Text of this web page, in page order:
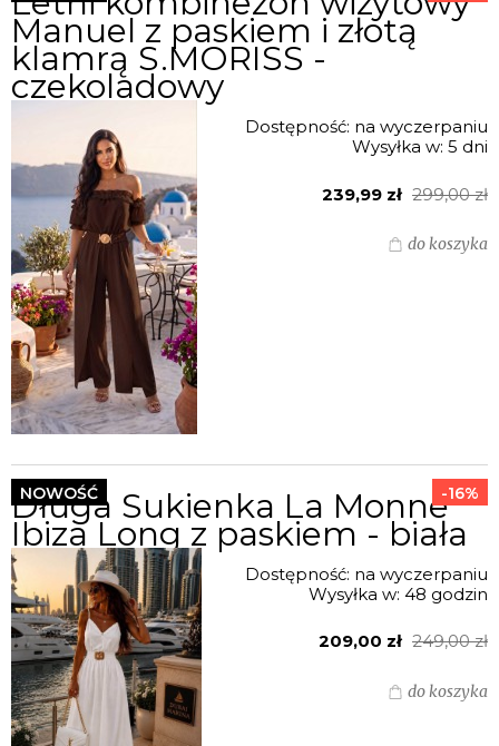
Manuel z paskiem i złotą
klamrą S.MORISS -
czekoladowy
Dostępność: na wyczerpaniu
Wysyłka w: 5 dni
239,99 zł 299,00 zł
do koszyka
Długa Sukienka La Monne
Ibiza Long z paskiem - biała
Dostępność: na wyczerpaniu
Wysyłka w: 48 godzin
209,00 zł 249,00 zł
do koszyka
-16%
NOWOŚĆ